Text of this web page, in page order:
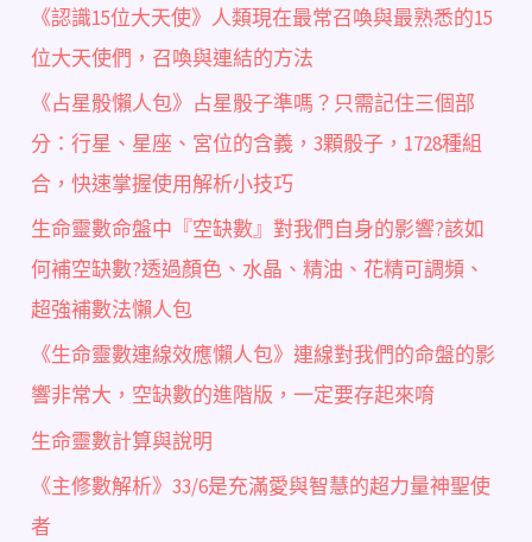
《認識15位大天使》人類現在最常召喚與最熟悉的15
位大天使們，召喚與連結的方法
《占星骰懶人包》占星骰子準嗎？只需記住三個部
分：行星、星座、宮位的含義，3顆骰子，1728種組
合，快速掌握使用解析小技巧
生命靈數命盤中『空缺數』對我們自身的影響?該如
何補空缺數?透過顏色、水晶、精油、花精可調頻、
超強補數法懶人包
《生命靈數連線效應懶人包》連線對我們的命盤的影
響非常大，空缺數的進階版，一定要存起來唷
生命靈數計算與說明
《主修數解析》33/6是充滿愛與智慧的超力量神聖使
者